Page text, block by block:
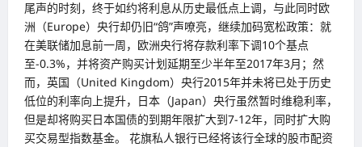
尾声的时刻，终于如约将利息从历史最低点上调，与此同时欧
洲（Europe）央行却仍旧“鸽”声嘹亮，继续加码宽松政策：就
在美联储加息前一周，欧洲央行将存款利率下调10个基点
至-0.3%，并将资产购买计划延期至少半年至2017年3月；然
而，英国（United Kingdom）央行2015年并未将已处于历史
低位的利率向上提升，日本（Japan）央行虽然暂时维稳利率，
但是却将购买日本国债的到期年限扩大到7-12年，同时扩大购
买交易型指数基金。 花旗私人银行已经将该行全球的股市配资